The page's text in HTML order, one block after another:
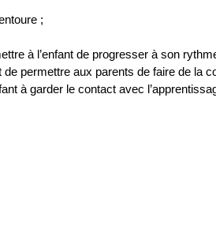
;
à l’enfant de progresser à son
de permettre aux parents de faire de la
à garder le contact avec